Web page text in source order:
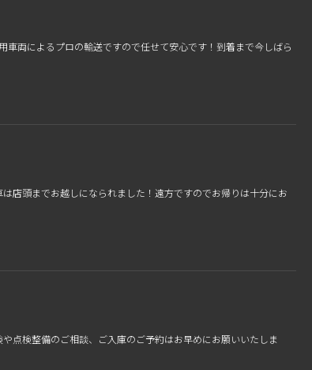
車両によるプロの輸送ですので任せて安心です！到着まで今しばら
店頭までお越しになられました！遠方ですのでお帰りは十分にお
点検整備のご相談、ご入庫のご予約はお早めにお願いいたしま